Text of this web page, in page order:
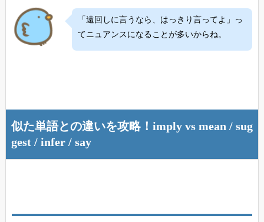
「遠回しに言うなら、はっきり言ってよ」っ
てニュアンスになることが多いからね。
似た単語との違いを攻略！imply vs mean / sug
gest / infer / say